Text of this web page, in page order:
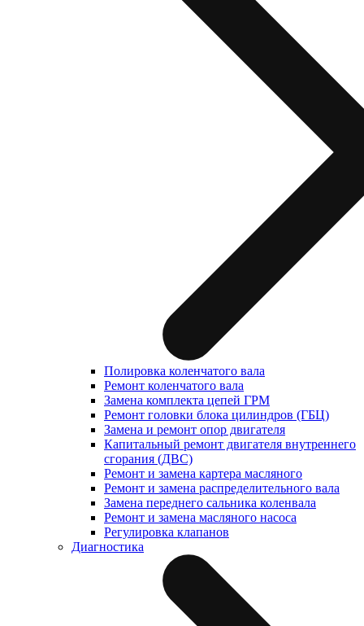
Полировка коленчатого вала
Ремонт коленчатого вала
Замена комплекта цепей ГРМ
Ремонт головки блока цилиндров (ГБЦ)
Замена и ремонт опор двигателя
Капитальный ремонт двигателя внутреннего
сгорания (ДВС)
Ремонт и замена картера масляного
Ремонт и замена распределительного вала
Замена переднего сальника коленвала
Ремонт и замена масляного насоса
Регулировка клапанов
Диагностика